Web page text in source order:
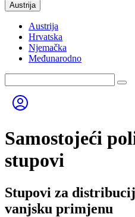
Austrija
Austrija
Hrvatska
Njemačka
Međunarodno
Samostojeći
stupovi
Stupovi za
vanjsku primjenu